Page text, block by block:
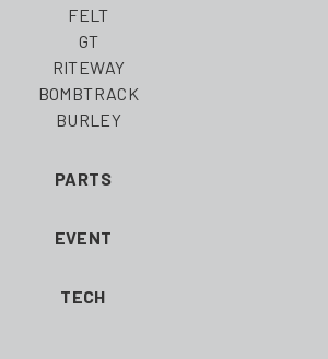
FELT
GT
RITEWAY
BOMBTRACK
BURLEY
PARTS
EVENT
TECH